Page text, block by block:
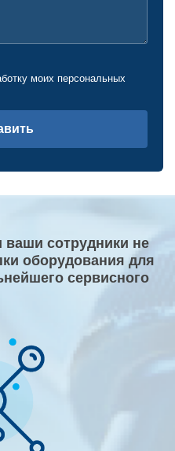
моих персональных
сотрудники не
оборудования для
сервисного